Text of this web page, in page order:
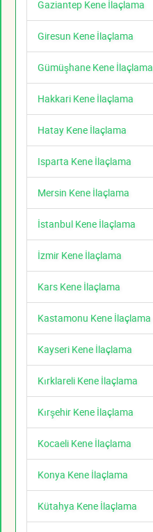
Gaziantep Kene İlaçlama
Giresun Kene İlaçlama
Gümüşhane Kene İlaçlama
Hakkari Kene İlaçlama
Hatay Kene İlaçlama
Isparta Kene İlaçlama
Mersin Kene İlaçlama
İstanbul Kene İlaçlama
İzmir Kene İlaçlama
Kars Kene İlaçlama
Kastamonu Kene İlaçlama
Kayseri Kene İlaçlama
Kırklareli Kene İlaçlama
Kırşehir Kene İlaçlama
Kocaeli Kene İlaçlama
Konya Kene İlaçlama
Kütahya Kene İlaçlama